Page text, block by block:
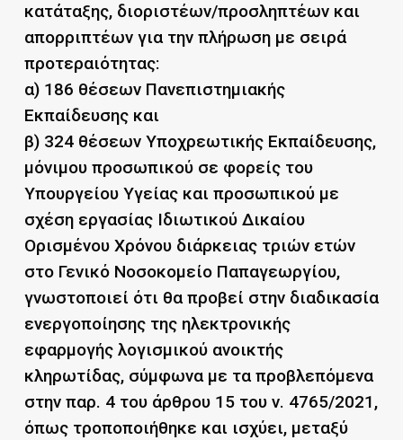
κατάταξης, διοριστέων/προσληπτέων και
απορριπτέων για την πλήρωση με σειρά
προτεραιότητας:
α) 186 θέσεων Πανεπιστημιακής
Εκπαίδευσης και
β) 324 θέσεων Υποχρεωτικής Εκπαίδευσης,
μόνιμου προσωπικού σε φορείς του
Υπουργείου Υγείας και προσωπικού με
σχέση εργασίας Ιδιωτικού Δικαίου
Ορισμένου Χρόνου διάρκειας τριών ετών
στο Γενικό Νοσοκομείο Παπαγεωργίου,
γνωστοποιεί ότι θα προβεί στην διαδικασία
ενεργοποίησης της ηλεκτρονικής
εφαρμογής λογισμικού ανοικτής
κληρωτίδας, σύμφωνα με τα προβλεπόμενα
στην παρ. 4 του άρθρου 15 του ν. 4765/2021,
όπως τροποποιήθηκε και ισχύει, μεταξύ